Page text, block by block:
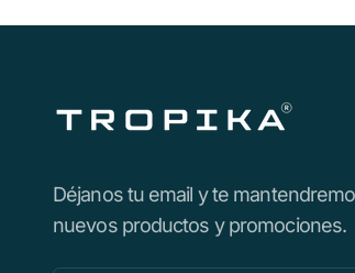
Déjanos tu email y te
nuevos productos y promociones.